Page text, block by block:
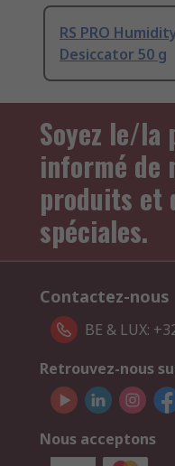
RS PRO
Desiccator 50 g
Soyez le/la
informé de
produits et
spéciales.
Contactez-nous
BE & LUX:
Retrouvez-nous
Nous acceptons